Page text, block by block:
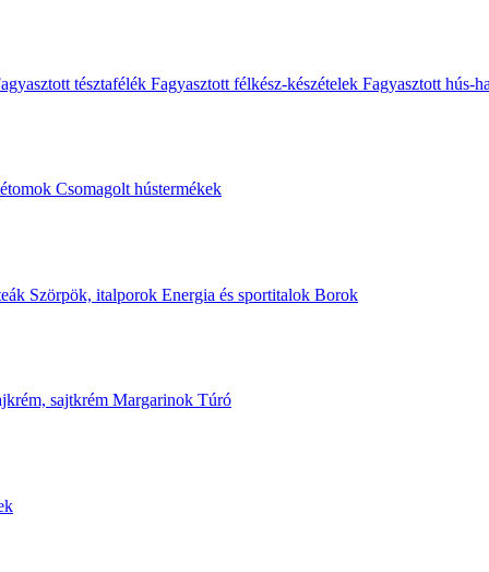
tésztafélék Fagyasztott félkész-készételek Fagyasztott hús-
Csomagolt hústermékek
Szörpök, italporok Energia és sportitalok Borok
sajtkrém Margarinok Túró
következő hozzászólásomhoz.